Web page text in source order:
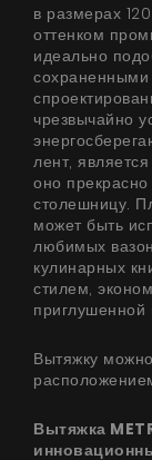
в размерах
оттенком
идеально
чрезвычайно
лент,
оно
столешницу.
может быть
любимых
кулинарных
стилем,
приглушенной
Вытяжку
Вытяжка